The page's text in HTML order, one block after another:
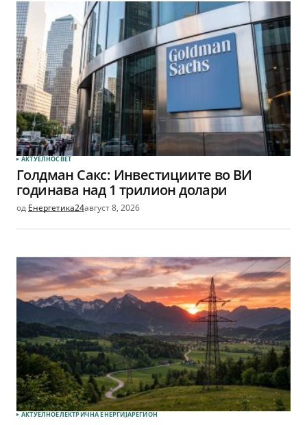
АКТУЕЛНОСВЕТ
Голдман Сакс: Инвестициите во ВИ
годинава над 1 трилион долари
од Енергетика24август 8, 2026
АКТУЕЛНОЕЛЕКТРИЧНА ЕНЕРГИЈАРЕГИОН